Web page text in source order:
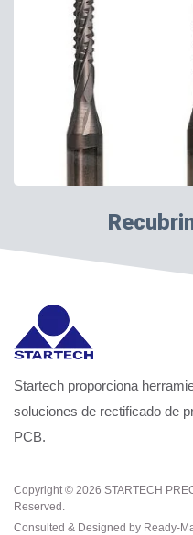
Startech proporciona
soluciones de rectificado de
PCB.
Copyright © 2026 STARTECH
Reserved.
Consulted & Designed by Ready-